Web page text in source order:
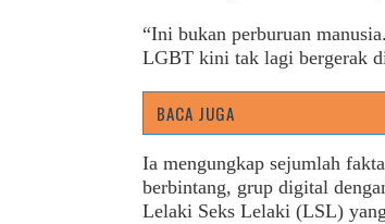
“Ini bukan perburuan
LGBT kini tak lagi bergerak
BACA JUGA
Ia mengungkap sejumlah
berbintang, grup digital
Lelaki Seks Lelaki (LSL)